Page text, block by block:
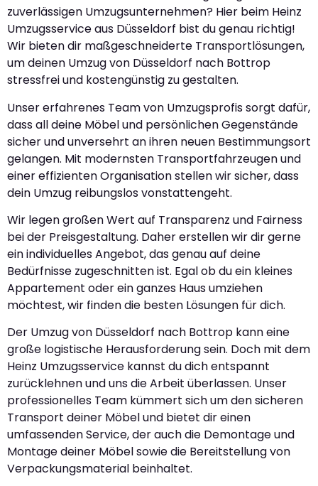
zuverlässigen Umzugsunternehmen? Hier beim Heinz
Umzugsservice aus Düsseldorf bist du genau richtig!
Wir bieten dir maßgeschneiderte Transportlösungen,
um deinen Umzug von Düsseldorf nach Bottrop
stressfrei und kostengünstig zu gestalten.
Unser erfahrenes Team von Umzugsprofis sorgt dafür,
dass all deine Möbel und persönlichen Gegenstände
sicher und unversehrt an ihren neuen Bestimmungsort
gelangen. Mit modernsten Transportfahrzeugen und
einer effizienten Organisation stellen wir sicher, dass
dein Umzug reibungslos vonstattengeht.
Wir legen großen Wert auf Transparenz und Fairness
bei der Preisgestaltung. Daher erstellen wir dir gerne
ein individuelles Angebot, das genau auf deine
Bedürfnisse zugeschnitten ist. Egal ob du ein kleines
Appartement oder ein ganzes Haus umziehen
möchtest, wir finden die besten Lösungen für dich.
Der Umzug von Düsseldorf nach Bottrop kann eine
große logistische Herausforderung sein. Doch mit dem
Heinz Umzugsservice kannst du dich entspannt
zurücklehnen und uns die Arbeit überlassen. Unser
professionelles Team kümmert sich um den sicheren
Transport deiner Möbel und bietet dir einen
umfassenden Service, der auch die Demontage und
Montage deiner Möbel sowie die Bereitstellung von
Verpackungsmaterial beinhaltet.